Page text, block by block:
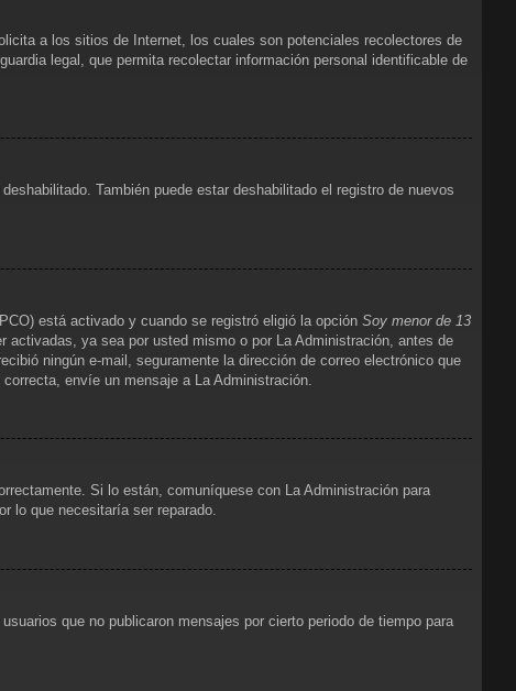
a los sitios de Internet, los cuales son potenciales recolectores de
legal, que permita recolectar información personal identificable de
También puede estar deshabilitado el registro de nuevos
está activado y cuando se registró eligió la opción Soy menor de 13
activadas, ya sea por usted mismo o por La Administración, antes de
ningún e-mail, seguramente la dirección de correo electrónico que
envíe un mensaje a La Administración.
Si lo están, comuníquese con La Administración para
lo que necesitaría ser reparado.
que no publicaron mensajes por cierto periodo de tiempo para